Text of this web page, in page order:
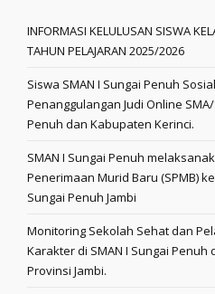
INFORMASI KELULUSAN SISWA
TAHUN PELAJARAN 2025/2026
Siswa SMAN I Sungai Penuh
Penanggulangan Judi Online
Penuh dan Kabupaten Kerinci.
SMAN I Sungai Penuh
Penerimaan Murid Baru (SPMB)
Sungai Penuh Jambi
Monitoring Sekolah Sehat dan
Karakter di SMAN I Sungai Penuh
Provinsi Jambi.